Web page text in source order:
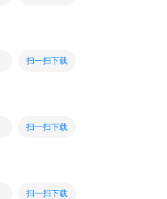
扫一扫下载
扫一扫下载
扫一扫下载